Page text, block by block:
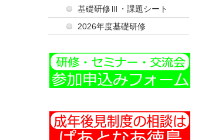
基礎研修Ⅲ・課題シート
2026年度基礎研修